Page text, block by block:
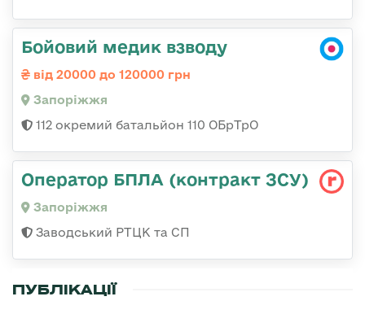
Бойовий медик взводу
від 20000 до 120000 грн
Запоріжжя
112 окремий батальйон 110 ОБрТрО
Оператор БПЛА (контракт ЗСУ)
Запоріжжя
Заводський РТЦК та СП
ПУБЛІКАЦІЇ